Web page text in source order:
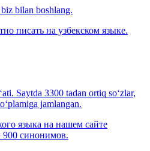
bilan boshlang.
писать на узбекском языке.
Saytda 3300 tadan ortiq so‘zlar,
jamlangan.
языка на нашем сайте
900 синонимов.